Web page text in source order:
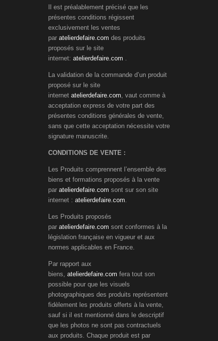
Il est préalablement précisé que les
présentes conditions régissent
exclusivement les ventes
par atelierdefaire.com des produits
proposés sur le site
internet: atelierdefaire.com
La validation de la commande d’un produit
proposé sur le site
internet atelierdefaire.com , vaut comme à
acceptation express de votre part des
présentes conditions générales de vente,
sans que cette acceptation nécessite votre
signature manuscrite.
CONDITIONS DE VENTE :
Les Produits comprennent l’ensemble des
biens et formations proposés à la vente
par atelierdefaire.com sont sur son site
internet : atelierdefaire.com
Les Produits proposés
par atelierdefaire.com sont conformes à la
législation française en vigueur et aux
normes applicables en France.
Par rapport aux
biens, atelierdefaire.com fera tout son
possible pour que les visuels
photographiques des produits représentent
fidèlement les produits offerts à la vente,
sauf si il est mentionné dans le descriptif
que les photos ne sont pas contractuels
aux produits. Chaque produit est par